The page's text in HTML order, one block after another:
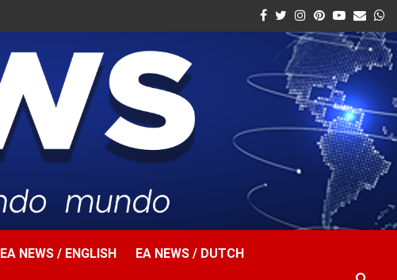
Facebook
Twitter
Instagram
Pinterest
Youtube
Email
EA NEWS / ENGLISH EA NEWS / DUTCH